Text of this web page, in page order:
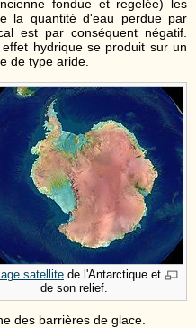
fondue et regelée) les
la quantité d'eau perdue par
est par conséquent négatif.
hydrique se produit sur un
de type aride.
satellite de l'Antarctique et
de son relief.
des barrières de glace.